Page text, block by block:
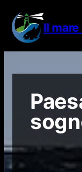
contenuto
Il